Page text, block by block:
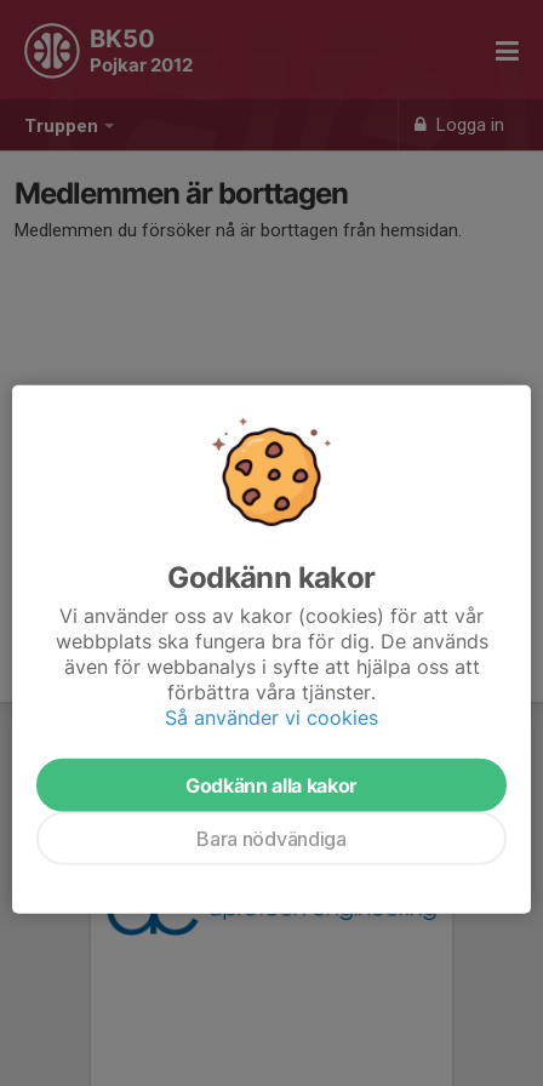
Truppen Logga in
BK50
Pojkar 2012
Medlemmen är borttagen
Medlemmen du försöker nå är borttagen från hemsidan.
Godkänn kakor
Vi använder oss av kakor (cookies) för att vår
webbplats ska fungera bra för dig. De används
även för webbanalys i syfte att hjälpa oss att
förbättra våra tjänster.
Så använder vi cookies
Godkänn alla kakor
Bara nödvändiga